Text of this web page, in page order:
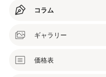
コラム
ギャラリー
価格表